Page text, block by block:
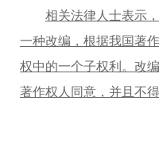
相关法律人士表示
一种改编，根据我国著
权中的一个子权利。改
著作权人同意，并且不